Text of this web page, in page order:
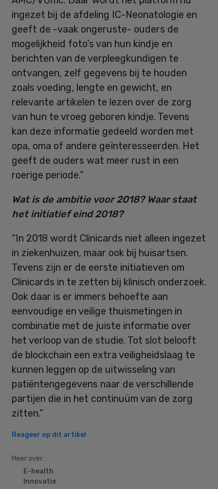
ingezet bij de afdeling IC-Neonatologie en
geeft de -vaak ongeruste- ouders de
mogelijkheid foto’s van hun kindje en
berichten van de verpleegkundigen te
ontvangen, zelf gegevens bij te houden
zoals voeding, lengte en gewicht, en
relevante artikelen te lezen over de zorg
van hun te vroeg geboren kindje. Tevens
kan deze informatie gedeeld worden met
opa, oma of andere geïnteresseerden. Het
geeft de ouders wat meer rust in een
roerige periode.”
Wat is de ambitie voor 2018? Waar staat
het initiatief eind 2018?
“In 2018 wordt Clinicards niet alleen ingezet
in ziekenhuizen, maar ook bij huisartsen.
Tevens zijn er de eerste initiatieven om
Clinicards in te zetten bij klinisch onderzoek.
Ook daar is er immers behoefte aan
eenvoudige en veilige thuismetingen in
combinatie met de juiste informatie over
het verloop van de studie. Tot slot belooft
de blockchain een extra veiligheidslaag te
kunnen leggen op de uitwisseling van
patiëntengegevens naar de verschillende
partijen die in het continuüm van de zorg
zitten.”
Reageer op dit artikel
Meer over:
E-health
Innovatie